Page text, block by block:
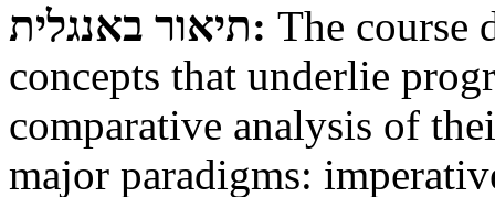
תיאור באנגלית: The course
concepts that underlie
comparative analysis of
major paradigms: